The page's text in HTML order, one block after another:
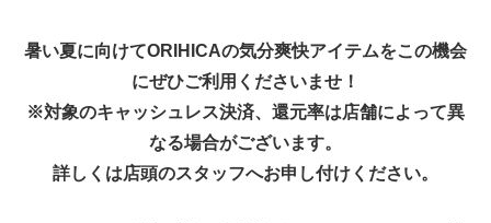
暑い夏に向けてORIHICAの気分爽快アイテムをこの機会
にぜひご利用くださいませ！
※対象のキャッシュレス決済、還元率は店舗によって異
なる場合がございます。
詳しくは店頭のスタッフへお申し付けください。